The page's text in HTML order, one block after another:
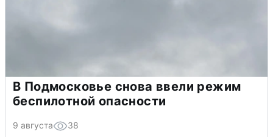
В Подмосковье снова ввели режим
беспилотной опасности
9 августа 38